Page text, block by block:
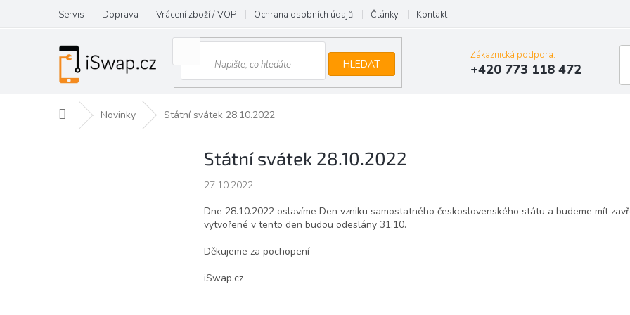
obsah
Servis Doprava Vrácení zboží / VOP Ochrana osobních údajů Články Kontakt
HLEDAT
Zákaznická podpora:
+420 773 118 472
Domů Novinky Státní svátek 28.10.2022
Státní svátek 28.10.2022
27.10.2022
Dne 28.10.2022 oslavíme Den vzniku samostatného československého státu a budeme mít
vytvořené v tento den budou odeslány 31.10.
Děkujeme za pochopení
iSwap.cz